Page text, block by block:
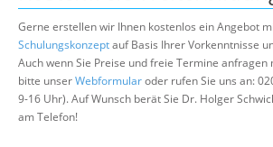
Gerne erstellen wir Ihnen kostenlos ein Angebot
Schulungskonzeptauf Basis Ihrer Vorkenntnisse
Auch wenn Sie Preise und freie Termine anfragen
bitte unserWebformularoder rufen Sie uns an:
9-16 Uhr). Auf Wunsch berät Sie Dr. Holger
am Telefon!